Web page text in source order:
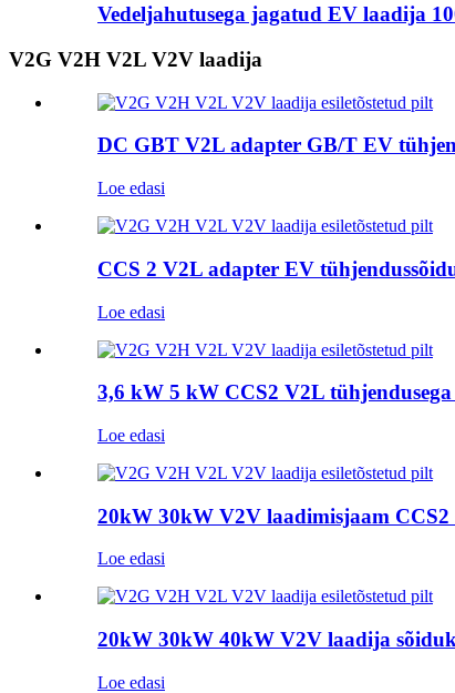
Vedeljahutusega jagatud EV laadija
V2G V2H V2L V2V laadija
DC GBT V2L adapter GB/T EV
Loe edasi
CCS 2 V2L adapter EV
Loe edasi
3,6 kW 5 kW CCS2 V2L
Loe edasi
20kW 30kW V2V laadimisjaam
Loe edasi
20kW 30kW 40kW V2V laadija
Loe edasi